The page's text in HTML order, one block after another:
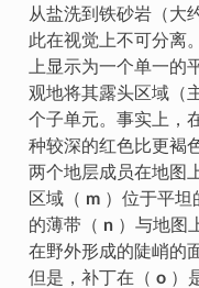
从盐洗到铁砂岩（大
此在视觉上不可分离
上显示为一个单一的
观地将其露头区域（
个子单元。事实上，
种较深的红色比更褐
两个地层成员在地图
区域（ m）位于平坦
的薄带（ n）与地图
在野外形成的陡峭的
但是，补丁在（ o）